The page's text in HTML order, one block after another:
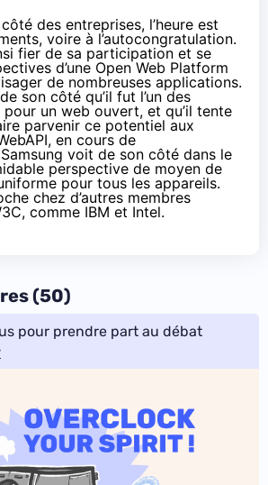
des entreprises, l’heure est
voire à l’autocongratulation.
fier de sa participation et se
d’une Open Web Platform
de nombreuses applications.
son côté qu’il fut l’un des
un web ouvert, et qu’il tente
parvenir ce potentiel aux
en cours de
voit de son côté dans le
perspective de moyen de
pour tous les appareils.
chez d’autres membres
comme IBM et Intel.
(50)
pour prendre part au débat